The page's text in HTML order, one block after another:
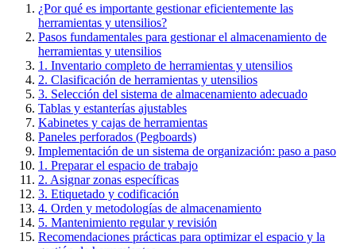
¿Por qué es importante gestionar eficientemente las
herramientas y utensilios?
Pasos fundamentales para gestionar el almacenamiento de
herramientas y utensilios
1. Inventario completo de herramientas y utensilios
2. Clasificación de herramientas y utensilios
3. Selección del sistema de almacenamiento adecuado
Tablas y estanterías ajustables
Kabinetes y cajas de herramientas
Paneles perforados (Pegboards)
Implementación de un sistema de organización: paso a paso
1. Preparar el espacio de trabajo
2. Asignar zonas específicas
3. Etiquetado y codificación
4. Orden y metodologías de almacenamiento
5. Mantenimiento regular y revisión
Recomendaciones prácticas para optimizar el espacio y la